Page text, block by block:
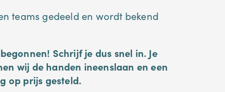
teams gedeeld en wordt bekend
Schrijf je dus snel in. Je
wij de handen ineenslaan en een
op prijs gesteld.